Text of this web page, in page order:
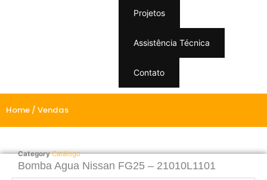
Projetos
Assistência Técnica
Contato
Home / Vendas
Bomba Agua Nissan FG25 – 21010L1101
Category Catálogo